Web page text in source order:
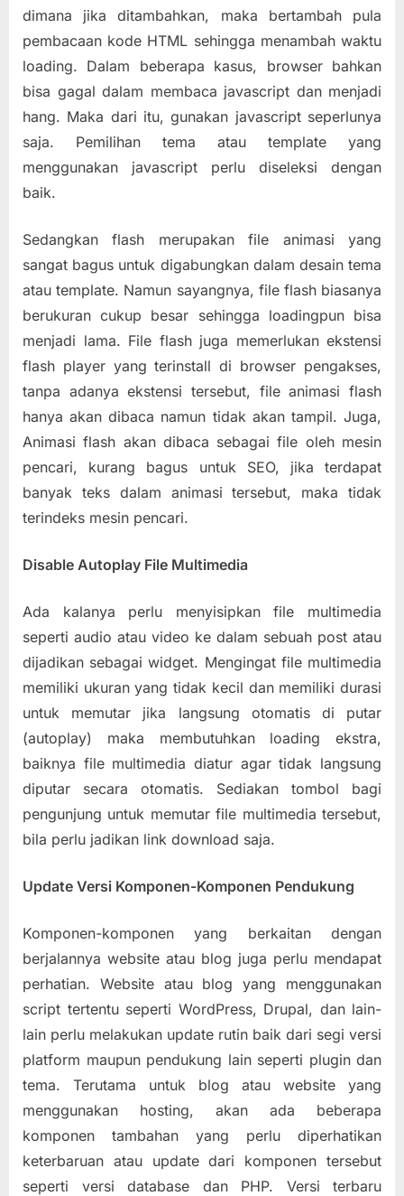
dimana jika ditambahkan, maka bertambah pula
pembacaan kode HTML sehingga menambah waktu
loading. Dalam beberapa kasus, browser bahkan
bisa gagal dalam membaca javascript dan menjadi
hang. Maka dari itu, gunakan javascript seperlunya
saja. Pemilihan tema atau template yang
menggunakan javascript perlu diseleksi dengan
baik.
Sedangkan flash merupakan file animasi yang
sangat bagus untuk digabungkan dalam desain tema
atau template. Namun sayangnya, file flash biasanya
berukuran cukup besar sehingga loadingpun bisa
menjadi lama. File flash juga memerlukan ekstensi
flash player yang terinstall di browser pengakses,
tanpa adanya ekstensi tersebut, file animasi flash
hanya akan dibaca namun tidak akan tampil. Juga,
Animasi flash akan dibaca sebagai file oleh mesin
pencari, kurang bagus untuk SEO, jika terdapat
banyak teks dalam animasi tersebut, maka tidak
terindeks mesin pencari.
Disable Autoplay File Multimedia
Ada kalanya perlu menyisipkan file multimedia
seperti audio atau video ke dalam sebuah post atau
dijadikan sebagai widget. Mengingat file multimedia
memiliki ukuran yang tidak kecil dan memiliki durasi
untuk memutar jika langsung otomatis di putar
(autoplay) maka membutuhkan loading ekstra,
baiknya file multimedia diatur agar tidak langsung
diputar secara otomatis. Sediakan tombol bagi
pengunjung untuk memutar file multimedia tersebut,
bila perlu jadikan link download saja.
Update Versi Komponen-Komponen Pendukung
Komponen-komponen yang berkaitan dengan
berjalannya website atau blog juga perlu mendapat
perhatian. Website atau blog yang menggunakan
script tertentu seperti WordPress, Drupal, dan lain-
lain perlu melakukan update rutin baik dari segi versi
platform maupun pendukung lain seperti plugin dan
tema. Terutama untuk blog atau website yang
menggunakan hosting, akan ada beberapa
komponen tambahan yang perlu diperhatikan
keterbaruan atau update dari komponen tersebut
seperti versi database dan PHP. Versi terbaru